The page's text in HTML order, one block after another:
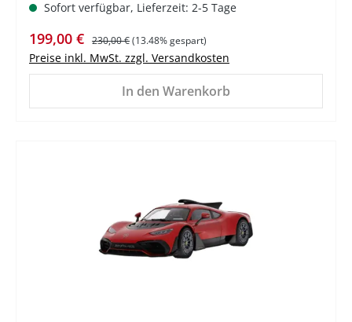
Sofort verfügbar, Lieferzeit: 2-5 Tage
Verkaufspreis:
199,00 € Regulärer Preis:
230,00 €(13.48% gespart)
Preise inkl. MwSt. zzgl. Versandkosten
In den Warenkorb